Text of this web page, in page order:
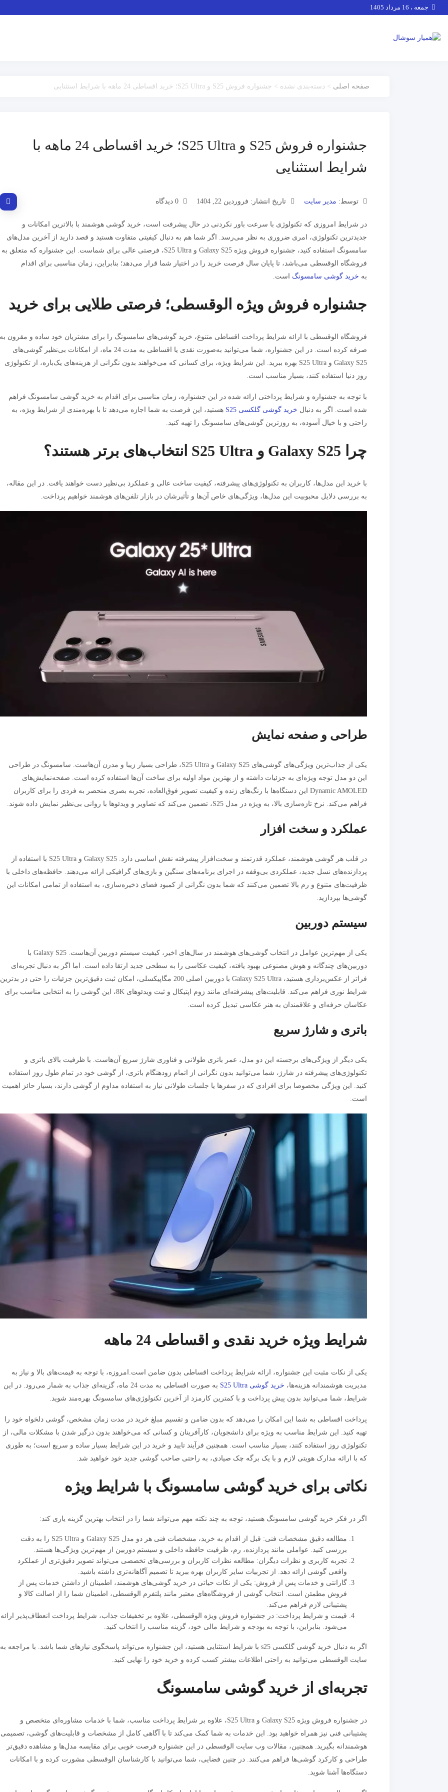
جمعه ، 16 مرداد 1405
صفحه اصلی > دسته‌بندی نشده > جشنواره فروش S25 و S25 Ultra؛ خرید اقساطی 24 ماهه با شرایط استثنایی
جشنواره فروش S25 و S25 Ultra؛ خرید اقساطی 24 ماهه با
شرایط استثنایی
توسط: مدیر سایت تاریخ انتشار: فروردین 22, 1404
در شرایط امروزی که تکنولوژی با سرعت باور نکردنی در حال پیشرفت است، خرید گوشی هوشمند با بالاترین امکانات و
جدیدترین تکنولوژی، امری ضروری به نظر می‌رسد. اگر شما هم به دنبال کیفیتی متفاوت هستید و قصد دارید از آخرین مدل‌های
سامسونگ استفاده کنید، جشنواره فروش ویژه Galaxy S25 و S25 Ultra، فرصتی عالی برای شماست. این جشنواره که متعلق به
فروشگاه الوقسطی می‌باشد، تا پایان سال فرصت خرید را در اختیار شما قرار می‌دهد؛ بنابراین، زمان مناسبی برای اقدام
به خرید گوشی سامسونگ است.
جشنواره فروش ویژه الوقسطی؛ فرصتی طلایی برای خرید
فروشگاه الوقسطی با ارائه شرایط پرداخت اقساطی متنوع، خرید گوشی‌های سامسونگ را برای مشتریان خود ساده و مقرون به
صرفه کرده است. در این جشنواره، شما می‌توانید به‌صورت نقدی یا اقساطی به مدت 24 ماه، از امکانات بی‌نظیر گوشی‌های
Galaxy S25 و S25 Ultra بهره ببرید. این شرایط ویژه، برای کسانی که می‌خواهند بدون نگرانی از هزینه‌های یک‌باره، از تکنولوژی
روز دنیا استفاده کنند، بسیار مناسب است.
با توجه به جشنواره و شرایط پرداختی ارائه شده در این جشنواره، زمان مناسبی برای اقدام به خرید گوشی سامسونگ فراهم
شده است. اگر به دنبال خرید گوشی گلکسی S25
هستید، این فرصت به شما اجازه می‌دهد تا با بهره‌مندی از شرایط ویژه، به
راحتی و با خیال آسوده، به روزترین گوشی‌های سامسونگ را تهیه کنید.
چرا Galaxy S25 و S25 Ultra انتخاب‌های برتر هستند؟
با خرید این مدل‌ها، کاربران به تکنولوژی‌های پیشرفته، کیفیت ساخت عالی و عملکرد بی‌نظیر دست خواهند یافت. در این مقاله،
به بررسی دلایل محبوبیت این مدل‌ها، ویژگی‌های خاص آن‌ها و تأثیرشان در بازار تلفن‌های هوشمند خواهیم پرداخت.
طراحی و صفحه‌ نمایش
یکی از جذاب‌ترین ویژگی‌های گوشی‌های Galaxy S25 و S25 Ultra، طراحی بسیار زیبا و مدرن آن‌هاست. سامسونگ در طراحی
این دو مدل توجه ویژه‌ای به جزئیات داشته و از بهترین مواد اولیه برای ساخت آن‌ها استفاده کرده است. صفحه‌نمایش‌های
Dynamic AMOLED این دستگاه‌ها با رنگ‌های زنده و کیفیت تصویر فوق‌العاده، تجربه بصری منحصر به فردی را برای کاربران
فراهم می‌کند. نرخ تازه‌سازی بالا، به ویژه در مدل S25، تضمین می‌کند که تصاویر و ویدئوها با روانی بی‌نظیر نمایش داده شوند.
عملکرد و سخت‌ افزار
در قلب هر گوشی هوشمند، عملکرد قدرتمند و سخت‌افزار پیشرفته نقش اساسی دارد. Galaxy S25 و S25 Ultra با استفاده از
پردازنده‌های نسل جدید، عملکردی بی‌وقفه در اجرای برنامه‌های سنگین و بازی‌های گرافیکی ارائه می‌دهند. حافظه‌های داخلی با
ظرفیت‌های متنوع و رم بالا تضمین می‌کنند که شما بدون نگرانی از کمبود فضای ذخیره‌سازی، به استفاده از تمامی امکانات این
گوشی‌ها بپردازید.
سیستم دوربین
یکی از مهم‌ترین عوامل در انتخاب گوشی‌های هوشمند در سال‌های اخیر، کیفیت سیستم دوربین آن‌هاست. Galaxy S25 با
دوربین‌های چندگانه و هوش مصنوعی بهبود یافته، کیفیت عکاسی را به سطحی جدید ارتقا داده است. اما اگر به دنبال تجربه‌ای
فراتر از عکس‌برداری هستید، Galaxy S25 Ultra با دوربین اصلی 200 مگاپیکسلی، امکان ثبت دقیق‌ترین جزئیات را حتی در بدترین
شرایط نوری فراهم می‌کند. قابلیت‌های پیشرفته‌ای مانند زوم اپتیکال و ثبت ویدئوهای 8K، این گوشی را به انتخابی مناسب برای
عکاسان حرفه‌ای و علاقمندان به هنر عکاسی تبدیل کرده است.
باتری و شارژ سریع
یکی دیگر از ویژگی‌های برجسته این دو مدل، عمر باتری طولانی و فناوری شارژ سریع آن‌هاست. با ظرفیت بالای باتری و
تکنولوژی‌های پیشرفته در شارژ، شما می‌توانید بدون نگرانی از اتمام زودهنگام باتری، از گوشی خود در تمام طول روز استفاده
کنید. این ویژگی مخصوصا برای افرادی که در سفرها یا جلسات طولانی نیاز به استفاده مداوم از گوشی دارند، بسیار حائز اهمیت
است.
شرایط ویژه خرید نقدی و اقساطی 24 ماهه
یکی از نکات مثبت این جشنواره، ارائه شرایط پرداخت اقساطی بدون ضامن است.امروزه، با توجه به قیمت‌های بالا و نیاز به
مدیریت هوشمندانه هزینه‌ها، خرید گوشی S25 Ultra
به صورت اقساطی به مدت 24 ماه، گزینه‌ای جذاب به شمار می‌رود. در این
شرایط، شما می‌توانید بدون پیش پرداخت و با کمترین کارمزد از آخرین تکنولوژی‌های سامسونگ بهره‌مند شوید.
پرداخت اقساطی به شما این امکان را می‌دهد که بدون ضامن و تقسیم مبلغ خرید در مدت زمان مشخص، گوشی دلخواه خود را
تهیه کنید. این شرایط مناسب به ویژه برای دانشجویان، کارآفرینان و کسانی که می‌خواهند بدون درگیر شدن با مشکلات مالی، از
تکنولوژی روز استفاده کنند، بسیار مناسب است. همچنین فرآیند تایید و خرید در این شرایط بسیار ساده و سریع است؛ به طوری
که با ارائه مدارک هویتی لازم و با یک برگه چک صیادی، به راحتی صاحب گوشی جدید خود خواهید شد.
نکاتی برای خرید گوشی سامسونگ با شرایط ویژه
اگر در فکر خرید گوشی سامسونگ هستید، توجه به چند نکته مهم می‌تواند شما را در انتخاب بهترین گزینه یاری کند:
مطالعه دقیق مشخصات فنی: قبل از اقدام به خرید، مشخصات فنی هر دو مدل Galaxy S25 و S25 Ultra را به دقت
بررسی کنید. عواملی مانند پردازنده، رم، ظرفیت حافظه داخلی و سیستم دوربین از مهم‌ترین ویژگی‌ها هستند.
تجربه کاربری و نظرات دیگران: مطالعه نظرات کاربران و بررسی‌های تخصصی می‌تواند تصویر دقیق‌تری از عملکرد
واقعی گوشی ارائه دهد. از تجربیات سایر کاربران بهره ببرید تا تصمیم آگاهانه‌تری داشته باشید.
گارانتی و خدمات پس از فروش: یکی از نکات حیاتی در خرید گوشی‌های هوشمند، اطمینان از داشتن خدمات پس از
فروش مطمئن است. انتخاب گوشی از فروشگاه‌های معتبر مانند پلتفرم الوقسطی، اطمینان شما را از اصالت کالا و
پشتیبانی لازم فراهم می‌کند.
قیمت و شرایط پرداخت: در جشنواره فروش ویژه الوقسطی، علاوه بر تخفیفات جذاب، شرایط پرداخت انعطاف‌پذیر ارائه
می‌شود. بنابراین، با توجه به بودجه و شرایط مالی خود، گزینه مناسب را انتخاب کنید.
اگر به دنبال خرید گوشی گلکسی s25 با شرایط استثنایی هستید، این جشنواره می‌تواند پاسخگوی نیازهای شما باشد. با مراجعه به
سایت الوقسطی می‌توانید به راحتی اطلاعات بیشتر کسب کرده و خرید خود را نهایی کنید.
تجربه‌ای از خرید گوشی سامسونگ
در جشنواره فروش ویژه Galaxy S25 و S25 Ultra، علاوه بر شرایط پرداخت مناسب، شما با خدمات مشاوره‌ای متخصص و
پشتیبانی فنی نیز همراه خواهید بود. این خدمات به شما کمک می‌کند تا با آگاهی کامل از مشخصات و قابلیت‌های گوشی، تصمیمی
هوشمندانه بگیرید. همچنین، مقالات وب سایت الوقسطی در این جشنواره فرصت خوبی برای مقایسه مدل‌ها و مشاهده دقیق‌تر
طراحی و کارکرد گوشی‌ها فراهم می‌کنند. در چنین فضایی، شما می‌توانید با کارشناسان الوقسطی مشورت کرده و با امکانات
دستگاه‌ها آشنا شوید.